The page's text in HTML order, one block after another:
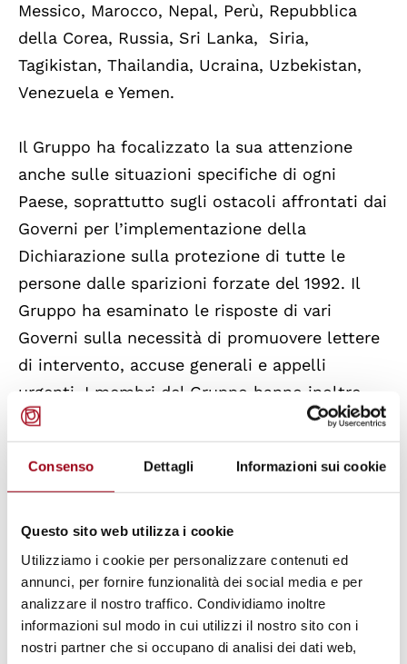
Consenso Dettagli Informazioni sui cookie
Questo sito web utilizza i cookie
Utilizziamo i cookie per personalizzare contenuti ed
annunci, per fornire funzionalità dei social media e per
analizzare il nostro traffico. Condividiamo inoltre
informazioni sul modo in cui utilizzi il nostro sito con i
nostri partner che si occupano di analisi dei dati web,
Messico, Marocco, Nepal, Perù, Repubblica
della Corea, Russia, Sri Lanka, Siria,
Tagikistan, Thailandia, Ucraina, Uzbekistan,
Venezuela e Yemen.
Il Gruppo ha focalizzato la sua attenzione
anche sulle situazioni specifiche di ogni
Paese, soprattutto sugli ostacoli affrontati dai
Governi per l’implementazione della
Dichiarazione sulla protezione di tutte le
persone dalle sparizioni forzate del 1992. Il
Gruppo ha esaminato le risposte di vari
Governi sulla necessità di promuovere lettere
di intervento, accuse generali e appelli
urgenti. I membri del Gruppo hanno inoltre
discusso le possibili
prossime visite per
paesee le attività future.
discusso varie tematiche rilevanti per il loro
mandato, con particolare riferimento alle
sparizioni forzate nel contesto delle
migrazioni e hanno dialogatocon le famiglie